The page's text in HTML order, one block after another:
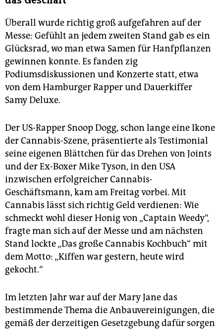
Überall wurde richtig groß aufgefahren auf der
Messe: Gefühlt an jedem zweiten Stand gab es ein
Glücksrad, wo man etwa Samen für Hanfpflanzen
gewinnen konnte. Es fanden zig
Podiumsdiskussionen und Konzerte statt, etwa
von dem Hamburger Rapper und Dauerkiffer
Samy Deluxe.
Der US-Rapper Snoop Dogg, schon lange eine Ikone
der Cannabis-Szene, präsentierte als Testimonial
seine eigenen Blättchen für das Drehen von Joints
und der Ex-Boxer Mike Tyson, in den USA
inzwischen erfolgreicher Cannabis-
Geschäftsmann, kam am Freitag vorbei. Mit
Cannabis lässt sich richtig Geld verdienen: Wie
schmeckt wohl dieser Honig von „Captain Weedy“,
fragte man sich auf der Messe und am nächsten
Stand lockte „Das große Cannabis Kochbuch“ mit
dem Motto: „Kiffen war gestern, heute wird
gekocht.“
Im letzten Jahr war auf der Mary Jane das
bestimmende Thema die Anbauvereinigungen, die
gemäß der derzeitigen Gesetzgebung dafür sorgen